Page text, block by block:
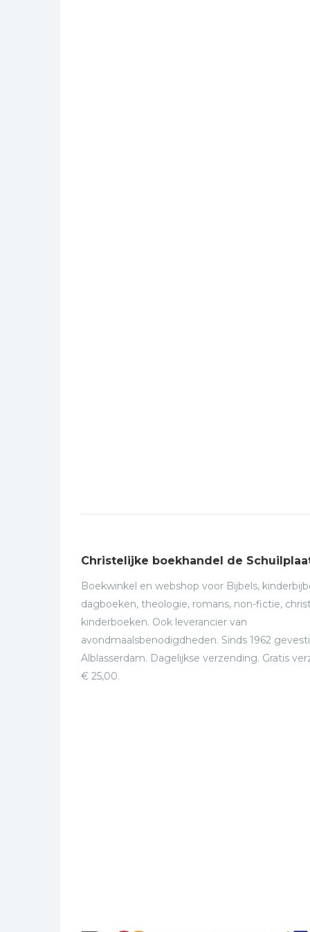
Christelijke boekhandel de
Boekwinkel en webshop voor Bijbels,
dagboeken, theologie, romans, non-fictie,
kinderboeken. Ook leverancier van
avondmaalsbenodigdheden. Sinds 1962
Alblasserdam. Dagelijkse verzending. Gratis
€ 25,00.